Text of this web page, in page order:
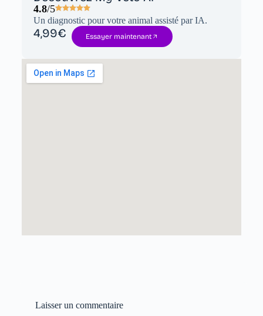
4.8/5
Un diagnostic pour votre animal assisté par IA.
4,99€ Essayer maintenant
Laisser un commentaire